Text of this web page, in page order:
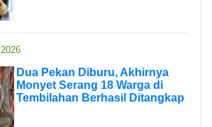
Dua Pekan Diburu, Akhirnya
Monyet Serang 18 Warga di
Tembilahan Berhasil Ditangkap